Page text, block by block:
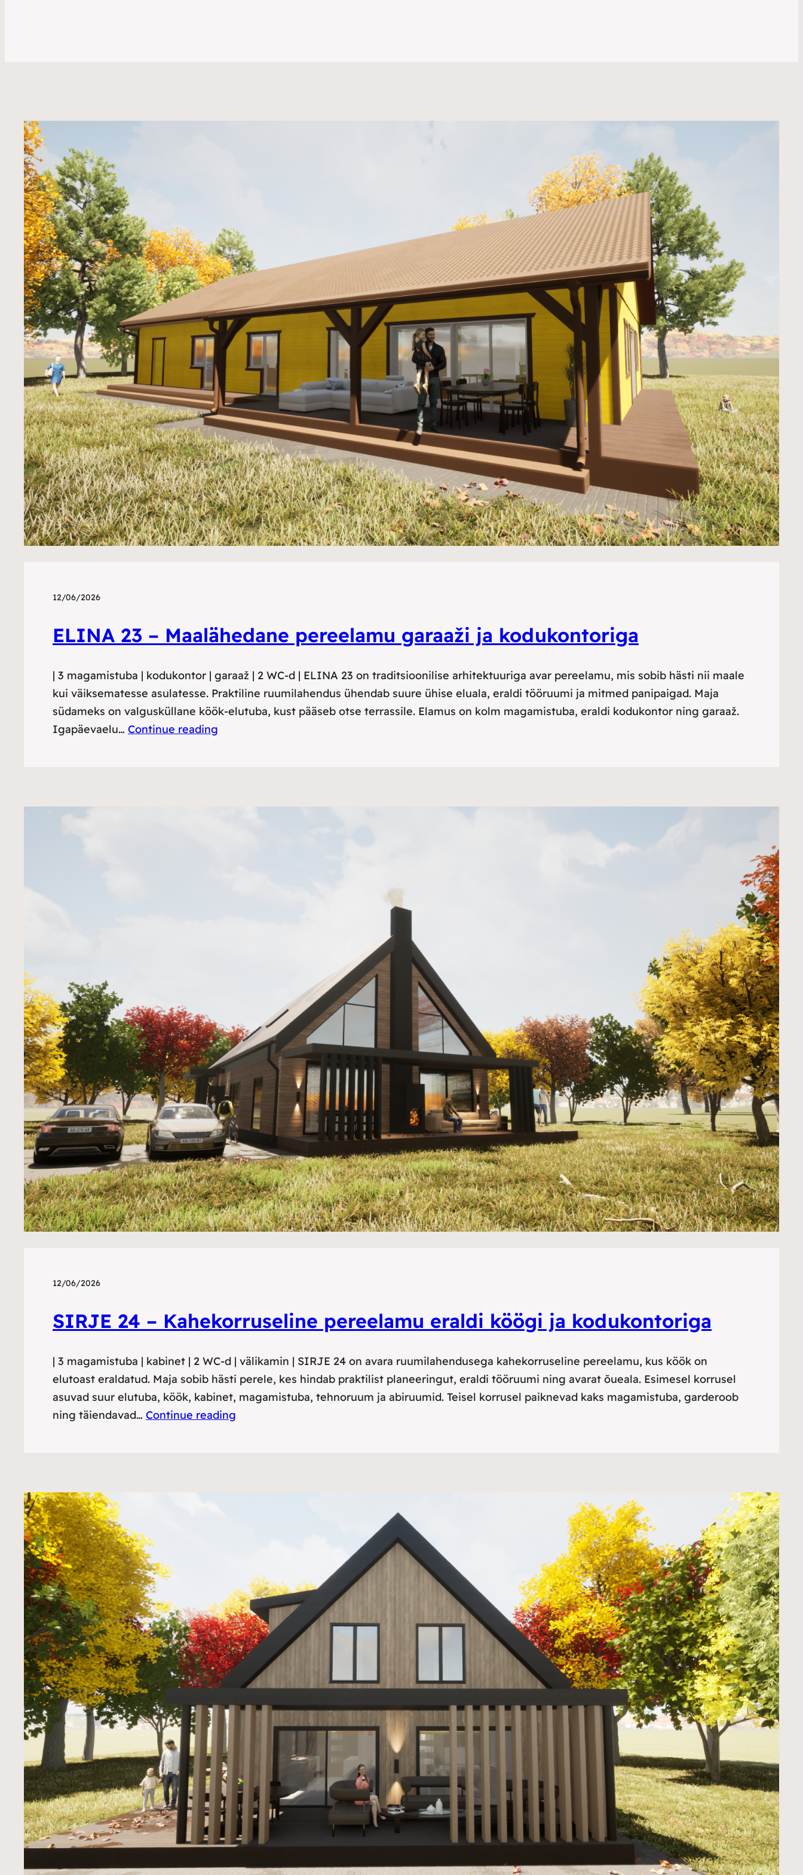
12/06/2026
ELINA 23 – Maalähedane pereelamu garaaži ja kodukontoriga
| 3 magamistuba | kodukontor | garaaž | 2 WC-d | ELINA 23 on traditsioonilise arhitektuuriga avar pereelamu, mis sobib hästi nii maale
kui väiksematesse asulatesse. Praktiline ruumilahendus ühendab suure ühise eluala, eraldi tööruumi ja mitmed panipaigad. Maja
südameks on valgusküllane köök-elutuba, kust pääseb otse terrassile. Elamus on kolm magamistuba, eraldi kodukontor ning garaaž.
Igapäevaelu… Continue reading
12/06/2026
SIRJE 24 – Kahekorruseline pereelamu eraldi köögi ja kodukontoriga
| 3 magamistuba | kabinet | 2 WC-d | välikamin | SIRJE 24 on avara ruumilahendusega kahekorruseline pereelamu, kus köök on
elutoast eraldatud. Maja sobib hästi perele, kes hindab praktilist planeeringut, eraldi tööruumi ning avarat õueala. Esimesel korrusel
asuvad suur elutuba, köök, kabinet, magamistuba, tehnoruum ja abiruumid. Teisel korrusel paiknevad kaks magamistuba, garderoob
ning täiendavad… Continue reading